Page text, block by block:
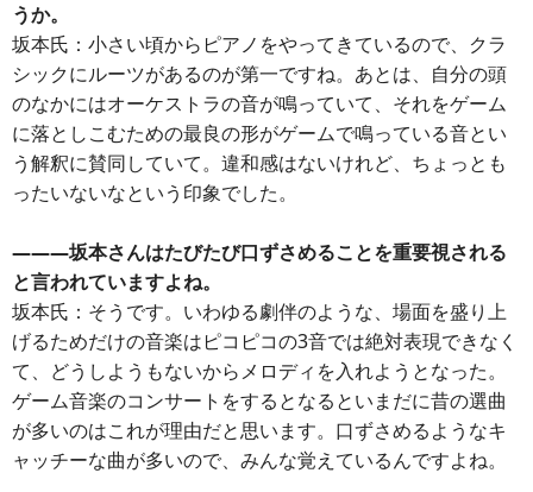
うか。
坂本氏：小さい頃からピアノをやってきているので、クラ
シックにルーツがあるのが第一ですね。あとは、自分の頭
のなかにはオーケストラの音が鳴っていて、それをゲーム
に落としこむための最良の形がゲームで鳴っている音とい
う解釈に賛同していて。違和感はないけれど、ちょっとも
ったいないなという印象でした。
―――坂本さんはたびたび口ずさめることを重要視される
と言われていますよね。
坂本氏：そうです。いわゆる劇伴のような、場面を盛り上
げるためだけの音楽はピコピコの3音では絶対表現できなく
て、どうしようもないからメロディを入れようとなった。
ゲーム音楽のコンサートをするとなるといまだに昔の選曲
が多いのはこれが理由だと思います。口ずさめるようなキ
ャッチーな曲が多いので、みんな覚えているんですよね。